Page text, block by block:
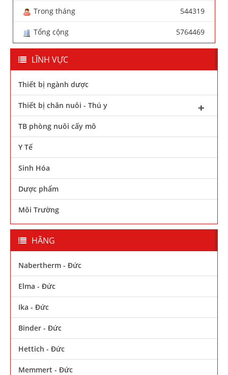
Trong tháng 544319
Tổng cộng 5764469
LĨNH VỰC
Thiết bị ngành dược
Thiết bị chăn nuôi - Thú y
TB phòng nuôi cấy mô
Y Tế
Sinh Hóa
Dược phẩm
Môi Trường
HÃNG
Nabertherm - Đức
Elma - Đức
Ika - Đức
Binder - Đức
Hettich - Đức
Memmert - Đức